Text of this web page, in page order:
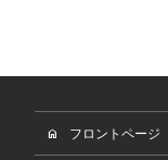
フロントページ